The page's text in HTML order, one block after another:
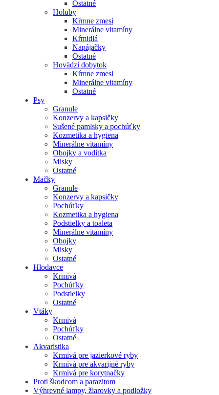
Ostatné
Holuby
Kŕmne zmesi
Minerálne vitamíny
Kŕmidlá
Napájačky
Ostatné
Hovädzí dobytok
Kŕmne zmesi
Minerálne vitamíny
Ostatné
Psy
Granule
Konzervy a kapsičky
Sušené pamlsky a pochúťky
Kozmetika a hygiena
Minerálne vitamíny
Obojky a vodítka
Misky
Ostatné
Mačky
Granule
Konzervy a kapsičky
Pochúťky
Kozmetika a hygiena
Podstielky a toaleta
Minerálne vitamíny
Obojky
Misky
Ostatné
Hlodavce
Krmivá
Pochúťky
Podstielky
Ostatné
Vtáky
Krmivá
Pochúťky
Ostatné
Akvaristika
Krmivá pre jazierkové ryby
Krmivá pre akvarijné ryby
Krmivá pre korytnačky
Proti škodcom a parazitom
Výhrevné lampy, žiarovky a podložky